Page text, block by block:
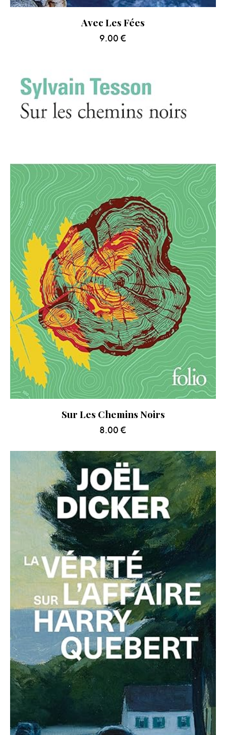
Avec Les Fées
9.00 €
Sur Les Chemins Noirs
8.00 €